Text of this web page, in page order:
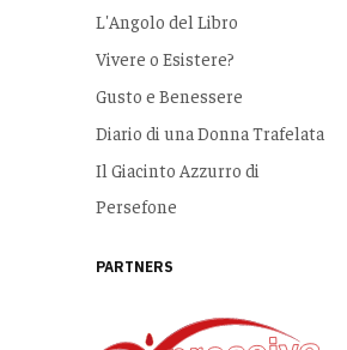
L'Angolo del Libro
Vivere o Esistere?
Gusto e Benessere
Diario di una Donna Trafelata
Il Giacinto Azzurro di
Persefone
PARTNERS